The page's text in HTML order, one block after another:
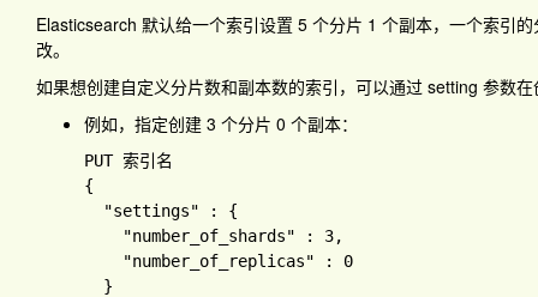
Elasticsearch 默认给一个索引设置 5 个分片 1 个副本，一个索引
改。
如果想创建自定义分片数和副本数的索引，可以通过 setting 参数
例如，指定创建 3 个分片 0 个副本：
{
"settings"
: {
"number_of_shards"
: 3,
"number_of_replicas"
: 0